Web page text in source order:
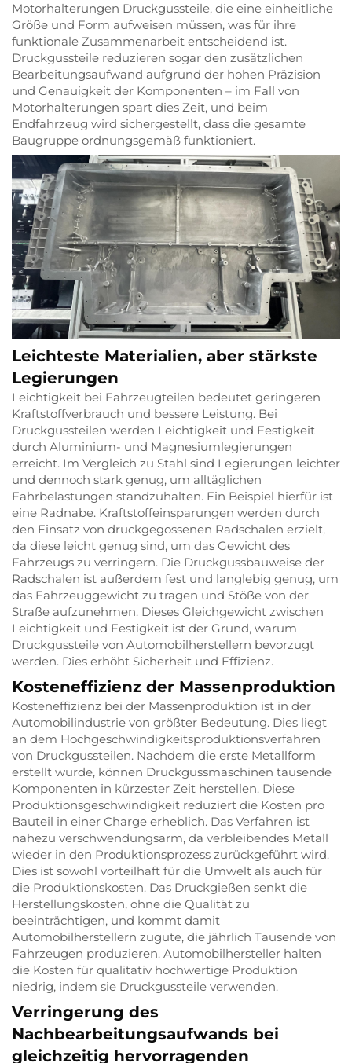
Motorhalterungen Druckgussteile, die eine einheitliche
Größe und Form aufweisen müssen, was für ihre
funktionale Zusammenarbeit entscheidend ist.
Druckgussteile reduzieren sogar den zusätzlichen
Bearbeitungsaufwand aufgrund der hohen Präzision
und Genauigkeit der Komponenten – im Fall von
Motorhalterungen spart dies Zeit, und beim
Endfahrzeug wird sichergestellt, dass die gesamte
Baugruppe ordnungsgemäß funktioniert.
Leichteste Materialien, aber stärkste
Legierungen
Leichtigkeit bei Fahrzeugteilen bedeutet geringeren
Kraftstoffverbrauch und bessere Leistung. Bei
Druckgussteilen werden Leichtigkeit und Festigkeit
durch Aluminium- und Magnesiumlegierungen
erreicht. Im Vergleich zu Stahl sind Legierungen leichter
und dennoch stark genug, um alltäglichen
Fahrbelastungen standzuhalten. Ein Beispiel hierfür ist
eine Radnabe. Kraftstoffeinsparungen werden durch
den Einsatz von druckgegossenen Radschalen erzielt,
da diese leicht genug sind, um das Gewicht des
Fahrzeugs zu verringern. Die Druckgussbauweise der
Radschalen ist außerdem fest und langlebig genug, um
das Fahrzeuggewicht zu tragen und Stöße von der
Straße aufzunehmen. Dieses Gleichgewicht zwischen
Leichtigkeit und Festigkeit ist der Grund, warum
Druckgussteile von Automobilherstellern bevorzugt
werden. Dies erhöht Sicherheit und Effizienz.
Kosteneffizienz der Massenproduktion
Kosteneffizienz bei der Massenproduktion ist in der
Automobilindustrie von größter Bedeutung. Dies liegt
an dem Hochgeschwindigkeitsproduktionsverfahren
von Druckgussteilen. Nachdem die erste Metallform
erstellt wurde, können Druckgussmaschinen tausende
Komponenten in kürzester Zeit herstellen. Diese
Produktionsgeschwindigkeit reduziert die Kosten pro
Bauteil in einer Charge erheblich. Das Verfahren ist
nahezu verschwendungsarm, da verbleibendes Metall
wieder in den Produktionsprozess zurückgeführt wird.
Dies ist sowohl vorteilhaft für die Umwelt als auch für
die Produktionskosten. Das Druckgießen senkt die
Herstellungskosten, ohne die Qualität zu
beeinträchtigen, und kommt damit
Automobilherstellern zugute, die jährlich Tausende von
Fahrzeugen produzieren. Automobilhersteller halten
die Kosten für qualitativ hochwertige Produktion
niedrig, indem sie Druckgussteile verwenden.
Verringerung des
Nachbearbeitungsaufwands bei
gleichzeitig hervorragenden